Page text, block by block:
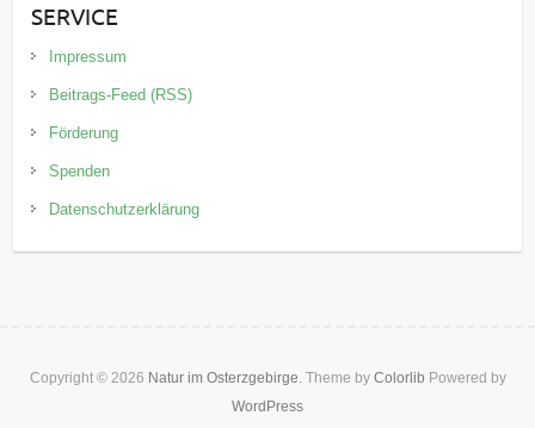
SERVICE
Impressum
Beitrags-Feed (RSS)
Förderung
Spenden
Datenschutzerklärung
Copyright © 2026 Natur im Osterzgebirge. Theme by Colorlib Powered by
WordPress